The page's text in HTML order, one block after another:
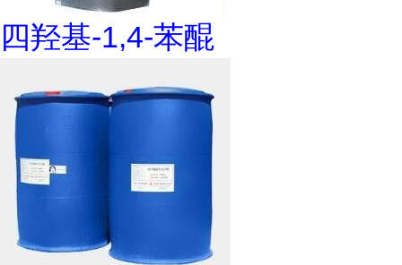
四羟基-1,4-苯醌